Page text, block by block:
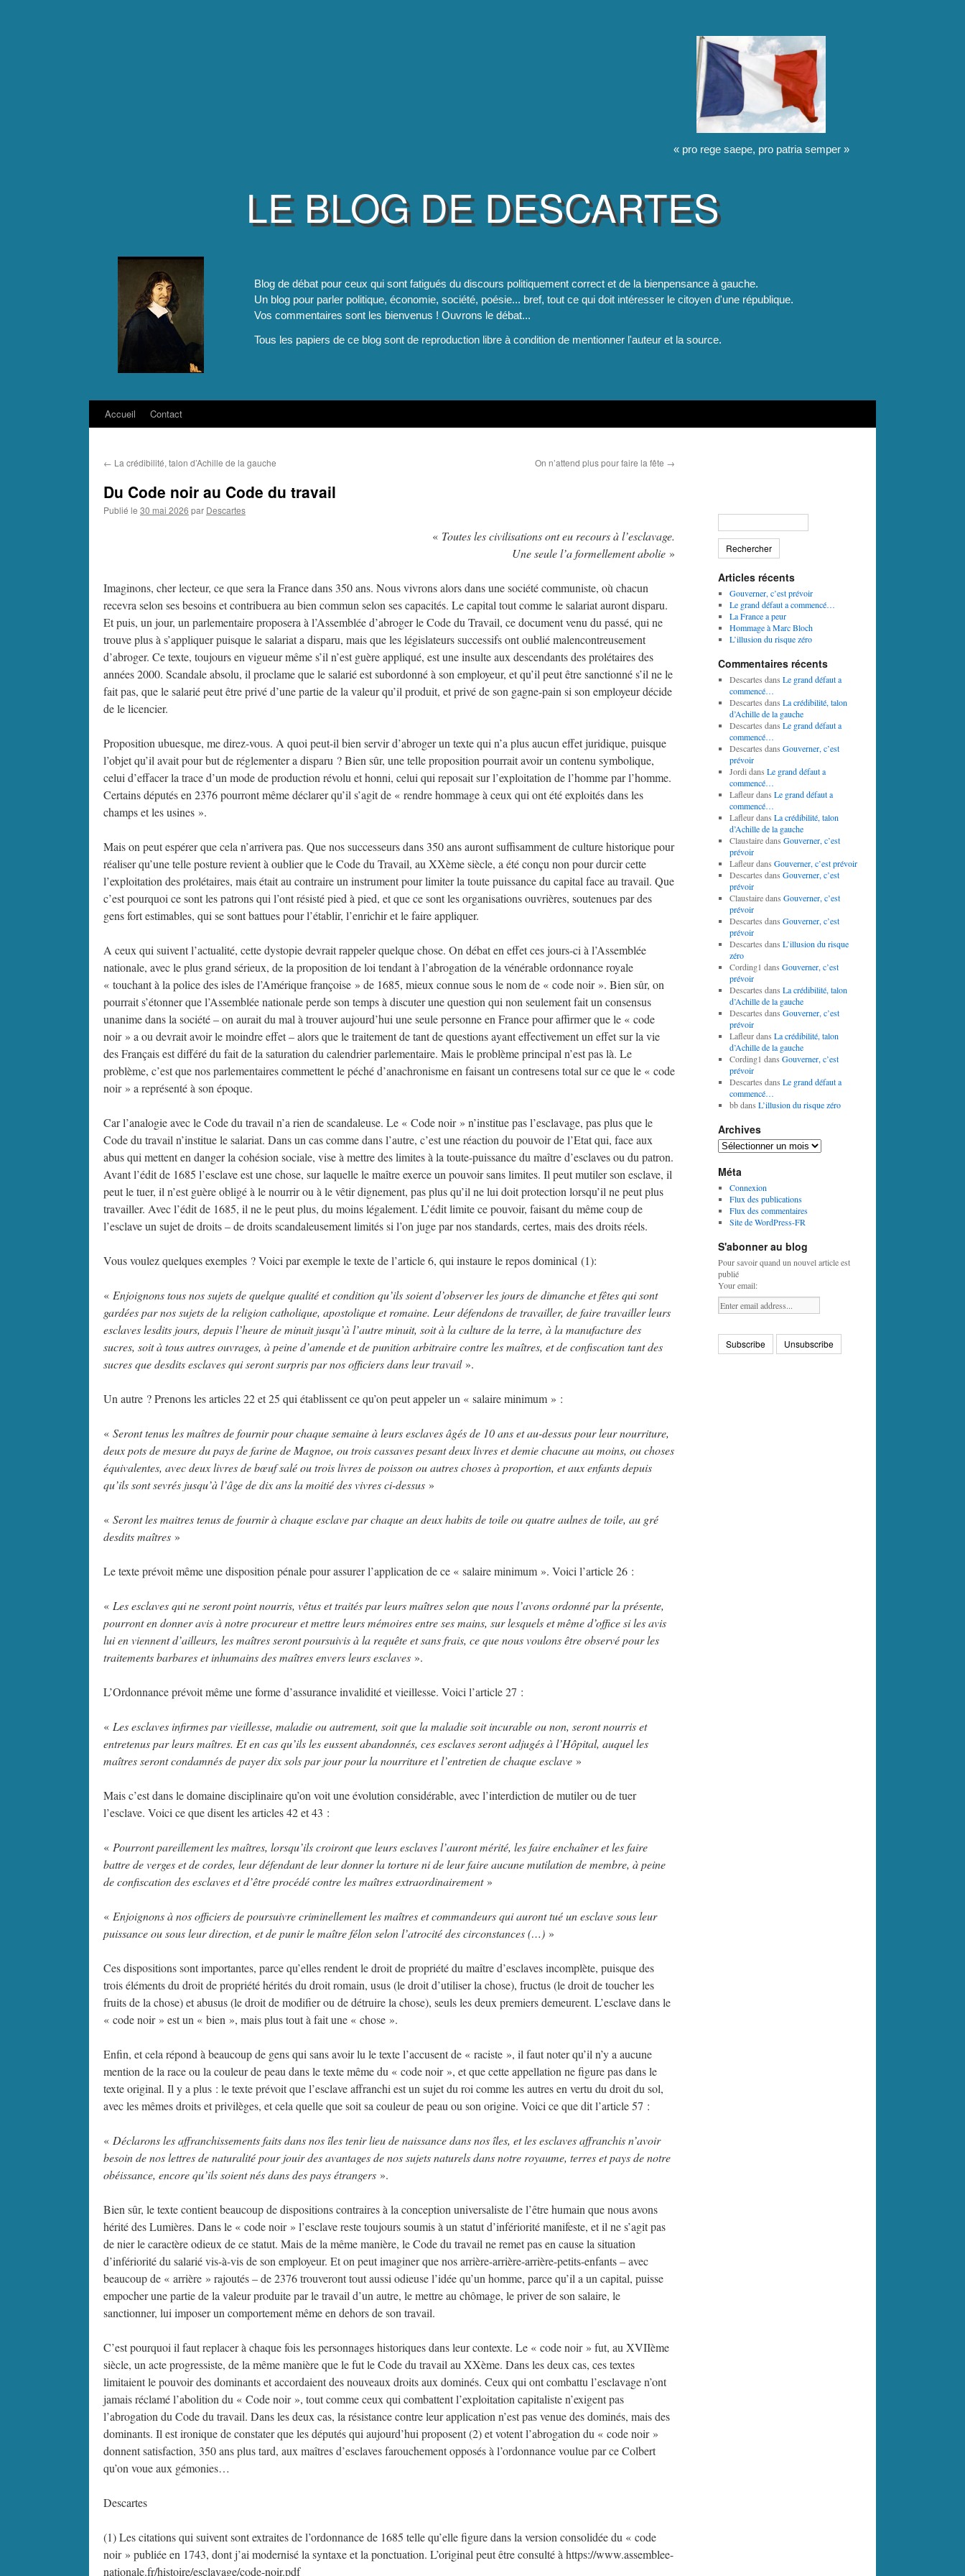
« pro rege saepe, pro patria semper »
LE BLOG DE DESCARTES
Blog de débat pour ceux qui sont fatigués du discours politiquement correct et de la bienpensance à gauche.
Un blog pour parler politique, économie, société, poésie... bref, tout ce qui doit intéresser le citoyen d'une république.
Vos commentaires sont les bienvenus ! Ouvrons le débat...
Tous les papiers de ce blog sont de reproduction libre à condition de mentionner l'auteur et la source.
Aller
contenu
Accueil Contact
← La crédibilité, talon d’Achille de la gauche On n’attend plus pour faire la fête →
Du Code noir au Code du travail
Publié le 30 mai 2026 par Descartes
« Toutes les civilisations ont eu recours à l’esclavage.
Une seule l’a formellement abolie »
Imaginons, cher lecteur, ce que sera la France dans 350 ans. Nous vivrons alors dans une société communiste, où chacun
recevra selon ses besoins et contribuera au bien commun selon ses capacités. Le capital tout comme le salariat auront disparu.
Et puis, un jour, un parlementaire proposera à l’Assemblée d’abroger le Code du Travail, ce document venu du passé, qui ne
trouve plus à s’appliquer puisque le salariat a disparu, mais que les législateurs successifs ont oublié malencontreusement
d’abroger. Ce texte, toujours en vigueur même s’il n’est guère appliqué, est une insulte aux descendants des prolétaires des
années 2000. Scandale absolu, il proclame que le salarié est subordonné à son employeur, et qu’il peut être sanctionné s’il ne le
fait pas, que le salarié peut être privé d’une partie de la valeur qu’il produit, et privé de son gagne-pain si son employeur décide
de le licencier.
Proposition ubuesque, me direz-vous. A quoi peut-il bien servir d’abroger un texte qui n’a plus aucun effet juridique, puisque
l’objet qu’il avait pour but de réglementer a disparu ? Bien sûr, une telle proposition pourrait avoir un contenu symbolique,
celui d’effacer la trace d’un mode de production révolu et honni, celui qui reposait sur l’exploitation de l’homme par l’homme.
Certains députés en 2376 pourront même déclarer qu’il s’agit de « rendre hommage à ceux qui ont été exploités dans les
champs et les usines ».
Mais on peut espérer que cela n’arrivera pas. Que nos successeurs dans 350 ans auront suffisamment de culture historique pour
réaliser qu’une telle posture revient à oublier que le Code du Travail, au XXème siècle, a été conçu non pour durcir cette
l’exploitation des prolétaires, mais était au contraire un instrument pour limiter la toute puissance du capital face au travail. Que
c’est pourquoi ce sont les patrons qui l’ont résisté pied à pied, et que ce sont les organisations ouvrières, soutenues par des
gens fort estimables, qui se sont battues pour l’établir, l’enrichir et le faire appliquer.
A ceux qui suivent l’actualité, cette dystopie devrait rappeler quelque chose. On débat en effet ces jours-ci à l’Assemblée
nationale, avec le plus grand sérieux, de la proposition de loi tendant à l’abrogation de la vénérable ordonnance royale
« touchant à la police des isles de l’Amérique françoise » de 1685, mieux connue sous le nom de « code noir ». Bien sûr, on
pourrait s’étonner que l’Assemblée nationale perde son temps à discuter une question qui non seulement fait un consensus
unanime dans la société – on aurait du mal à trouver aujourd’hui une seule personne en France pour affirmer que le « code
noir » a ou devrait avoir le moindre effet – alors que le traitement de tant de questions ayant effectivement un effet sur la vie
des Français est différé du fait de la saturation du calendrier parlementaire. Mais le problème principal n’est pas là. Le
problème, c’est que nos parlementaires commettent le péché d’anachronisme en faisant un contresens total sur ce que le « code
noir » a représenté à son époque.
Car l’analogie avec le Code du travail n’a rien de scandaleuse. Le « Code noir » n’institue pas l’esclavage, pas plus que le
Code du travail n’institue le salariat. Dans un cas comme dans l’autre, c’est une réaction du pouvoir de l’Etat qui, face aux
abus qui mettent en danger la cohésion sociale, vise à mettre des limites à la toute-puissance du maître d’esclaves ou du patron.
Avant l’édit de 1685 l’esclave est une chose, sur laquelle le maître exerce un pouvoir sans limites. Il peut mutiler son esclave, il
peut le tuer, il n’est guère obligé à le nourrir ou à le vêtir dignement, pas plus qu’il ne lui doit protection lorsqu’il ne peut plus
travailler. Avec l’édit de 1685, il ne le peut plus, du moins légalement. L’édit limite ce pouvoir, faisant du même coup de
l’esclave un sujet de droits – de droits scandaleusement limités si l’on juge par nos standards, certes, mais des droits réels.
Vous voulez quelques exemples ? Voici par exemple le texte de l’article 6, qui instaure le repos dominical (1):
« Enjoignons tous nos sujets de quelque qualité et condition qu’ils soient d’observer les jours de dimanche et fêtes qui sont
gardées par nos sujets de la religion catholique, apostolique et romaine. Leur défendons de travailler, de faire travailler leurs
esclaves lesdits jours, depuis l’heure de minuit jusqu’à l’autre minuit, soit à la culture de la terre, à la manufacture des
sucres, soit à tous autres ouvrages, à peine d’amende et de punition arbitraire contre les maîtres, et de confiscation tant des
sucres que desdits esclaves qui seront surpris par nos officiers dans leur travail».
Un autre ? Prenons les articles 22 et 25 qui établissent ce qu’on peut appeler un « salaire minimum » :
« Seront tenus les maîtres de fournir pour chaque semaine à leurs esclaves âgés de 10 ans et au-dessus pour leur nourriture,
deux pots de mesure du pays de farine de Magnoe, ou trois cassaves pesant deux livres et demie chacune au moins, ou choses
équivalentes, avec deux livres de bœuf salé ou trois livres de poisson ou autres choses à proportion, et aux enfants depuis
qu’ils sont sevrés jusqu’à l’âge de dix ans la moitié des vivres ci-dessus »
« Seront les maitres tenus de fournir à chaque esclave par chaque an deux habits de toile ou quatre aulnes de toile, au gré
desdits maîtres »
Le texte prévoit même une disposition pénale pour assurer l’application de ce « salaire minimum ». Voici l’article 26 :
« Les esclaves qui ne seront point nourris, vêtus et traités par leurs maîtres selon que nous l’avons ordonné par la présente,
pourront en donner avis à notre procureur et mettre leurs mémoires entre ses mains, sur lesquels et même d’office si les avis
lui en viennent d’ailleurs, les maîtres seront poursuivis à la requête et sans frais, ce que nous voulons être observé pour les
traitements barbares et inhumains des maîtres envers leurs esclaves ».
L’Ordonnance prévoit même une forme d’assurance invalidité et vieillesse. Voici l’article 27 :
« Les esclaves infirmes par vieillesse, maladie ou autrement, soit que la maladie soit incurable ou non, seront nourris et
entretenus par leurs maîtres. Et en cas qu’ils les eussent abandonnés, ces esclaves seront adjugés à l’Hôpital, auquel les
maîtres seront condamnés de payer dix sols par jour pour la nourriture et l’entretien de chaque esclave »
Mais c’est dans le domaine disciplinaire qu’on voit une évolution considérable, avec l’interdiction de mutiler ou de tuer
l’esclave. Voici ce que disent les articles 42 et 43 :
« Pourront pareillement les maîtres, lorsqu’ils croiront que leurs esclaves l’auront mérité, les faire enchaîner et les faire
battre de verges et de cordes, leur défendant de leur donner la torture ni de leur faire aucune mutilation de membre, à peine
de confiscation des esclaves et d’être procédé contre les maîtres extraordinairement»
« Enjoignons à nos officiers de poursuivre criminellement les maîtres et commandeurs qui auront tué un esclave sous leur
puissance ou sous leur direction, et de punir le maître félon selon l’atrocité des circonstances (…) »
Ces dispositions sont importantes, parce qu’elles rendent le droit de propriété du maître d’esclaves incomplète, puisque des
trois éléments du droit de propriété hérités du droit romain, usus (le droit d’utiliser la chose), fructus (le droit de toucher les
fruits de la chose) et abusus (le droit de modifier ou de détruire la chose), seuls les deux premiers demeurent. L’esclave dans le
« code noir » est un « bien », mais plus tout à fait une « chose ».
Enfin, et cela répond à beaucoup de gens qui sans avoir lu le texte l’accusent de « raciste », il faut noter qu’il n’y a aucune
mention de la race ou la couleur de peau dans le texte même du « code noir », et que cette appellation ne figure pas dans le
texte original. Il y a plus : le texte prévoit que l’esclave affranchi est un sujet du roi comme les autres en vertu du droit du sol,
avec les mêmes droits et privilèges, et cela quelle que soit sa couleur de peau ou son origine. Voici ce que dit l’article 57 :
« Déclarons les affranchissements faits dans nos îles tenir lieu de naissance dans nos îles, et les esclaves affranchis n’avoir
besoin de nos lettres de naturalité pour jouir des avantages de nos sujets naturels dans notre royaume, terres et pays de notre
obéissance, encore qu’ils soient nés dans des pays étrangers ».
Bien sûr, le texte contient beaucoup de dispositions contraires à la conception universaliste de l’être humain que nous avons
hérité des Lumières. Dans le « code noir » l’esclave reste toujours soumis à un statut d’infériorité manifeste, et il ne s’agit pas
de nier le caractère odieux de ce statut. Mais de la même manière, le Code du travail ne remet pas en cause la situation
d’infériorité du salarié vis-à-vis de son employeur. Et on peut imaginer que nos arrière-arrière-arrière-petits-enfants – avec
beaucoup de « arrière » rajoutés – de 2376 trouveront tout aussi odieuse l’idée qu’un homme, parce qu’il a un capital, puisse
empocher une partie de la valeur produite par le travail d’un autre, le mettre au chômage, le priver de son salaire, le
sanctionner, lui imposer un comportement même en dehors de son travail.
C’est pourquoi il faut replacer à chaque fois les personnages historiques dans leur contexte. Le « code noir » fut, au XVIIème
siècle, un acte progressiste, de la même manière que le fut le Code du travail au XXème. Dans les deux cas, ces textes
limitaient le pouvoir des dominants et accordaient des nouveaux droits aux dominés. Ceux qui ont combattu l’esclavage n’ont
jamais réclamé l’abolition du « Code noir », tout comme ceux qui combattent l’exploitation capitaliste n’exigent pas
l’abrogation du Code du travail. Dans les deux cas, la résistance contre leur application n’est pas venue des dominés, mais des
dominants. Il est ironique de constater que les députés qui aujourd’hui proposent (2) et votent l’abrogation du « code noir »
donnent satisfaction, 350 ans plus tard, aux maîtres d’esclaves farouchement opposés à l’ordonnance voulue par ce Colbert
qu’on voue aux gémonies…
Descartes
(1) Les citations qui suivent sont extraites de l’ordonnance de 1685 telle qu’elle figure dans la version consolidée du « code
noir » publiée en 1743, dont j’ai modernisé la syntaxe et la ponctuation. L’original peut être consulté à https://www.assemblee-
nationale.fr/histoire/esclavage/code-noir.pdf
Articles récents
Gouverner, c’est prévoir
Le grand défaut a commencé…
La France a peur
Hommage à Marc Bloch
L’illusion du risque zéro
Commentaires récents
Descartes dans Le grand défaut a
commencé…
Descartes dans La crédibilité, talon
d’Achille de la gauche
Descartes dans Le grand défaut a
commencé…
Descartes dans Gouverner, c’est
prévoir
Jordi dans Le grand défaut a
commencé…
Lafleurdans Le grand défaut a
commencé…
Lafleurdans La crédibilité, talon
d’Achille de la gauche
Claustairedans Gouverner, c’est
prévoir
Lafleurdans Gouverner, c’est prévoir
Descartes dans Gouverner, c’est
prévoir
Claustairedans Gouverner, c’est
prévoir
Descartes dans Gouverner, c’est
prévoir
Descartes dans L’illusion du risque
zéro
Cording1 dans Gouverner, c’est
prévoir
Descartes dans La crédibilité, talon
d’Achille de la gauche
Descartes dans Gouverner, c’est
prévoir
Lafleurdans La crédibilité, talon
d’Achille de la gauche
Cording1 dans Gouverner, c’est
prévoir
Descartes dans Le grand défaut a
commencé…
bbdans L’illusion du risque zéro
Archives
Archives
Méta
Connexion
Flux des publications
Flux des commentaires
Site de WordPress-FR
S'abonner au blog
Pour savoir quand un nouvel article est
publié
Your email: